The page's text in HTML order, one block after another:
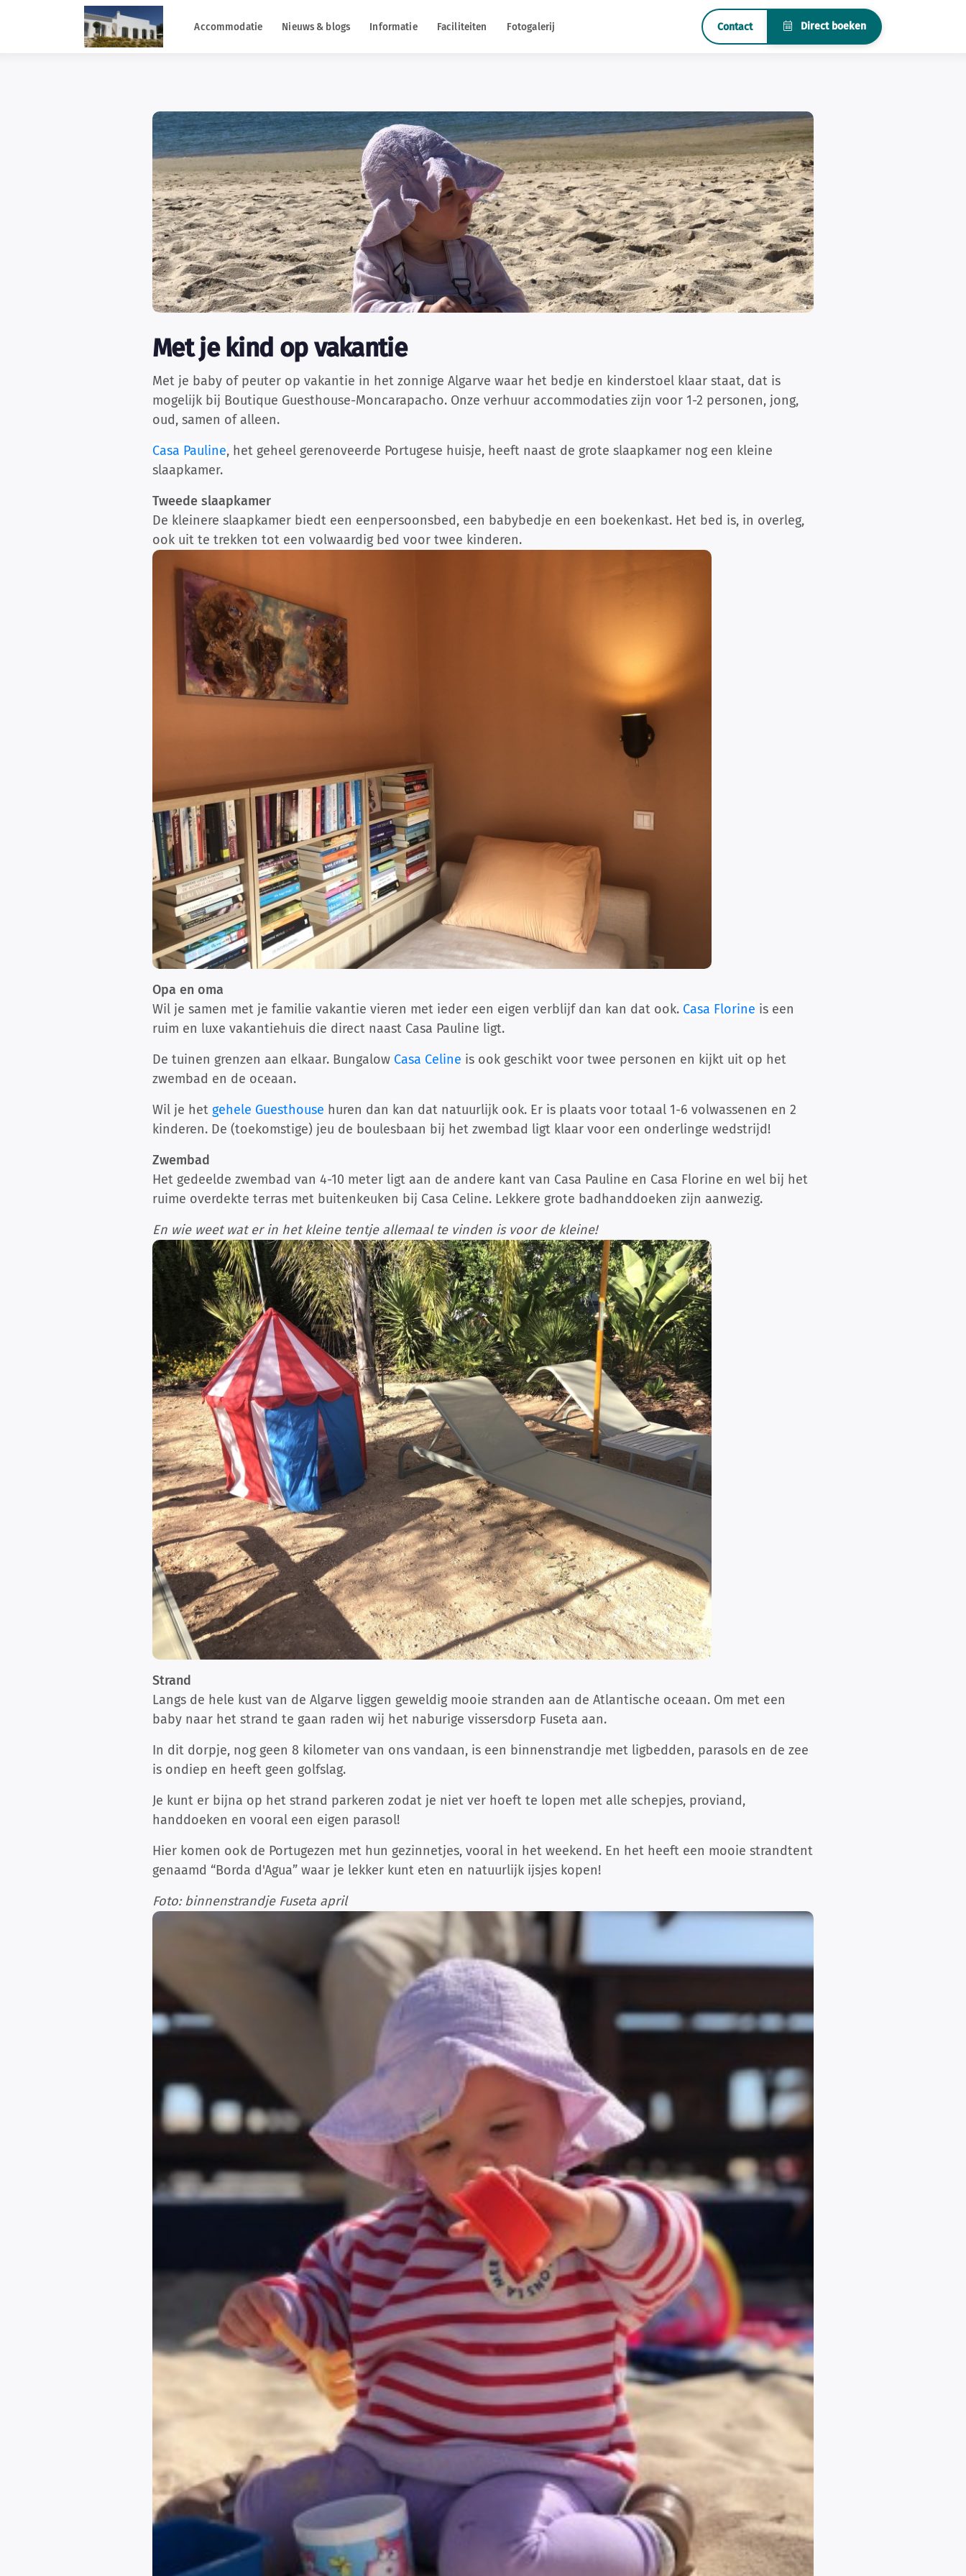
Accommodatie Nieuws & blogs Informatie Faciliteiten Fotogalerij Contact Direct boeken
Met je kind op vakantie
Met je baby of peuter op vakantie in het zonnige Algarve waar het bedje en kinderstoel klaar staat, dat is
mogelijk bij Boutique Guesthouse-Moncarapacho. Onze verhuur accommodaties zijn voor 1-2 personen, jong,
oud, samen of alleen.
Casa Pauline, het geheel gerenoveerde Portugese huisje, heeft naast de grote slaapkamer nog een kleine
slaapkamer.
Tweede slaapkamer
De kleinere slaapkamer biedt een eenpersoonsbed, een babybedje en een boekenkast. Het bed is, in overleg,
ook uit te trekken tot een volwaardig bed voor twee kinderen.
Opa en oma
Wil je samen met je familie vakantie vieren met ieder een eigen verblijf dan kan dat ook. Casa Florine is een
ruim en luxe vakantiehuis die direct naast Casa Pauline ligt.
De tuinen grenzen aan elkaar. Bungalow Casa Celine is ook geschikt voor twee personen en kijkt uit op het
zwembad en de oceaan.
Wil je het gehele Guesthouse huren dan kan dat natuurlijk ook. Er is plaats voor totaal 1-6 volwassenen en 2
kinderen. De (toekomstige) jeu de boulesbaan bij het zwembad ligt klaar voor een onderlinge wedstrijd!
Zwembad
Het gedeelde zwembad van 4-10 meter ligt aan de andere kant van Casa Pauline en Casa Florine en wel bij het
ruime overdekte terras met buitenkeuken bij Casa Celine. Lekkere grote badhanddoeken zijn aanwezig.
En wie weet wat er in het kleine tentje allemaal te vinden is voor de kleine!
Strand
Langs de hele kust van de Algarve liggen geweldig mooie stranden aan de Atlantische oceaan. Om met een
baby naar het strand te gaan raden wij het naburige vissersdorp Fuseta aan.
In dit dorpje, nog geen 8 kilometer van ons vandaan, is een binnenstrandje met ligbedden, parasols en de zee
is ondiep en heeft geen golfslag.
Je kunt er bijna op het strand parkeren zodat je niet ver hoeft te lopen met alle schepjes, proviand,
handdoeken en vooral een eigen parasol!
Hier komen ook de Portugezen met hun gezinnetjes, vooral in het weekend. En het heeft een mooie strandtent
genaamd “Borda d'Agua” waar je lekker kunt eten en natuurlijk ijsjes kopen!
Foto: binnenstrandje Fuseta april